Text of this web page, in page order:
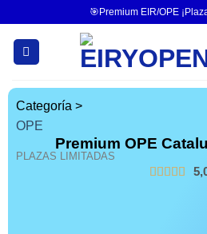
🎯Premium EIR/OPE
Categoría >
OPE
Premium OPE
PLAZAS LIMITADAS